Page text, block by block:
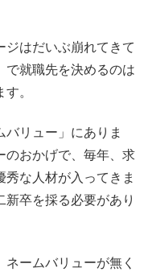
ジはだいぶ崩れてきて
で就職先を決めるのは
。
リュー」にありま
のおかげで、毎年、求
秀な人材が入ってきま
卒を採る必要があり
ームバリューが無く